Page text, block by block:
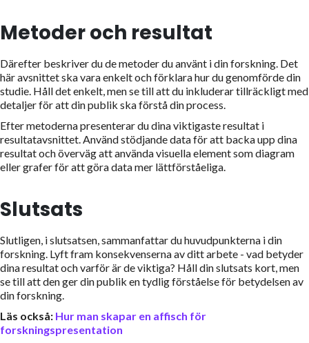
Metoder och resultat
Därefter beskriver du de metoder du använt i din forskning. Det
här avsnittet ska vara enkelt och förklara hur du genomförde din
studie. Håll det enkelt, men se till att du inkluderar tillräckligt med
detaljer för att din publik ska förstå din process.
Efter metoderna presenterar du dina viktigaste resultat i
resultatavsnittet. Använd stödjande data för att backa upp dina
resultat och överväg att använda visuella element som diagram
eller grafer för att göra data mer lättförståeliga.
Slutsats
Slutligen, i slutsatsen, sammanfattar du huvudpunkterna i din
forskning. Lyft fram konsekvenserna av ditt arbete - vad betyder
dina resultat och varför är de viktiga? Håll din slutsats kort, men
se till att den ger din publik en tydlig förståelse för betydelsen av
din forskning.
Läs också: Hur man skapar en affisch för
forskningspresentation